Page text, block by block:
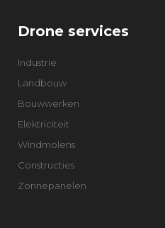
Drone services
Industrie
Landbouw
Bouwwerken
Elektriciteit
Windmolens
Constructies
Zonnepanelen